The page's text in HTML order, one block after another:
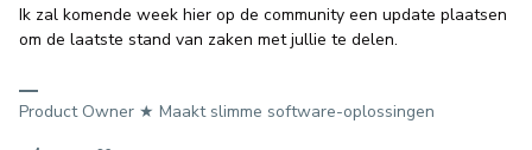
Ik zal komende week hier op de community een update plaatsen
om de laatste stand van zaken met jullie te delen.
Product Owner ★ Maakt slimme software-oplossingen